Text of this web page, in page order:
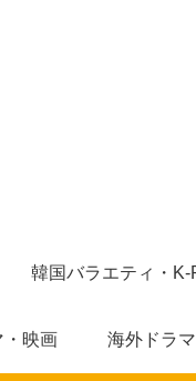
韓国バラエティ・K-
・映画 海外ドラ